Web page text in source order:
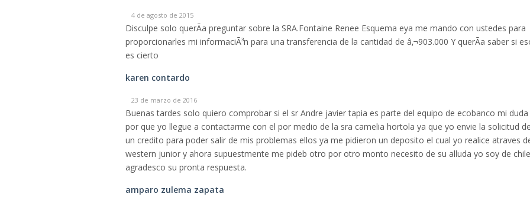
4 de agosto de 2015
Disculpe solo querÃ­a preguntar sobre la SRA.Fontaine Renee Esquema eya me mando con ustedes para
proporcionarles mi informaciÃ³n para una transferencia de la cantidad de â‚¬903.000 Y querÃ­a saber si
es cierto
karen contardo
23 de marzo de 2016
Buenas tardes solo quiero comprobar si el sr Andre javier tapia es parte del equipo de ecobanco mi duda
por que yo llegue a contactarme con el por medio de la sra camelia hortola ya que yo envie la solicitud de
un credito para poder salir de mis problemas ellos ya me pidieron un deposito el cual yo realice atraves
western junior y ahora supuestmente me pideb otro por otro monto necesito de su alluda yo soy de chile
agradesco su pronta respuesta.
amparo zulema zapata